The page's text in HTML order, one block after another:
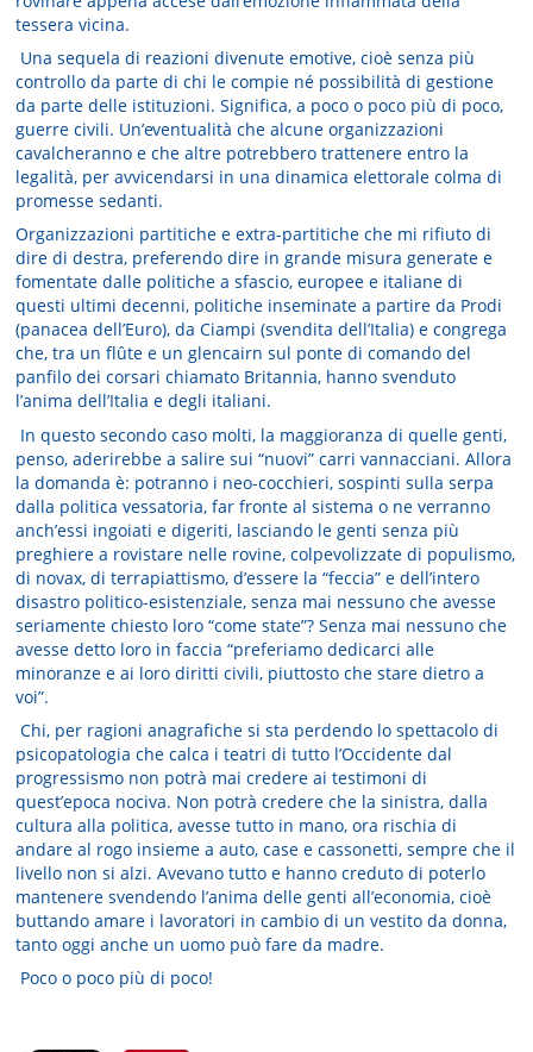
tessera vicina.
Una sequela di reazioni divenute emotive, cioè senza più
controllo da parte di chi le compie né possibilità di gestione
da parte delle istituzioni. Significa, a poco o poco più di poco,
guerre civili. Un’eventualità che alcune organizzazioni
cavalcheranno e che altre potrebbero trattenere entro la
legalità, per avvicendarsi in una dinamica elettorale colma di
promesse sedanti.
Organizzazioni partitiche e extra-partitiche che mi rifiuto di
dire di destra, preferendo dire in grande misura generate e
fomentate dalle politiche a sfascio, europee e italiane di
questi ultimi decenni, politiche inseminate a partire da Prodi
(panacea dell’Euro), da Ciampi (svendita dell’Italia) e congrega
che, tra un flûte e un glencairn sul ponte di comando del
panfilo dei corsari chiamato Britannia, hanno svenduto
l’anima dell’Italia e degli italiani.
In questo secondo caso molti, la maggioranza di quelle genti,
penso, aderirebbe a salire sui “nuovi” carri vannacciani. Allora
la domanda è: potranno i neo-cocchieri, sospinti sulla serpa
dalla politica vessatoria, far fronte al sistema o ne verranno
anch’essi ingoiati e digeriti, lasciando le genti senza più
preghiere a rovistare nelle rovine, colpevolizzate di populismo,
di novax, di terrapiattismo, d’essere la “feccia” e dell’intero
disastro politico-esistenziale, senza mai nessuno che avesse
seriamente chiesto loro “come state”? Senza mai nessuno che
avesse detto loro in faccia “preferiamo dedicarci alle
minoranze e ai loro diritti civili, piuttosto che stare dietro a
voi”.
Chi, per ragioni anagrafiche si sta perdendo lo spettacolo di
psicopatologia che calca i teatri di tutto l’Occidente dal
progressismo non potrà mai credere ai testimoni di
quest’epoca nociva. Non potrà credere che la sinistra, dalla
cultura alla politica, avesse tutto in mano, ora rischia di
andare al rogo insieme a auto, case e cassonetti, sempre che il
livello non si alzi. Avevano tutto e hanno creduto di poterlo
mantenere svendendo l’anima delle genti all’economia, cioè
buttando amare i lavoratori in cambio di un vestito da donna,
tanto oggi anche un uomo può fare da madre.
Poco o poco più di poco!